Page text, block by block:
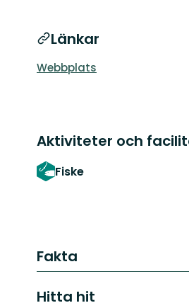
Länkar
Webbplats
Aktiviteter och
Fiske
Fakta
Hitta hit